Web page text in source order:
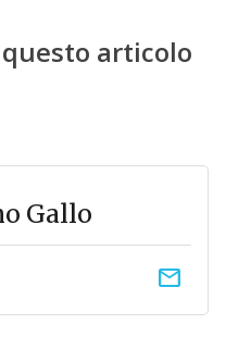
articolo
Gallo
email